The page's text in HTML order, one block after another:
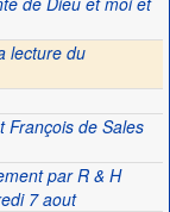
lecture du
de Sales
par R & H
7 aout